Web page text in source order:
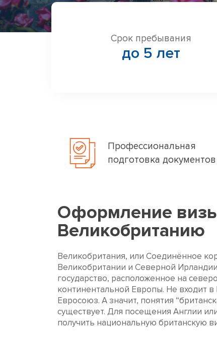
Срок пребывания
до 5 лет
Профессиональная
подготовка документов
Оформление
Великобританию
Великобритания, или Соединённое
Великобритании и Северной
государство, расположенное на
континентальной Европы. Не входит
Евросоюз. А значит, понятия
существует. Для посещения Англии
получить национальную британскую